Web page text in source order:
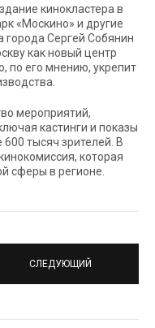
кинокластера в
«Москино» и другие
Сергей Собянин
как новый центр
по его мнению, укрепит
мероприятий,
кастинги и показы
тысяч зрителей. В
которая
сферы в регионе.
СЛЕДУЮЩИЙ